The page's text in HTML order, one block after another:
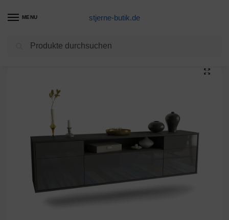
MENU stjerne-butik.de
Unkategorisiert / Lowboard Chesapeake, Grau, hängend (180x49x35cm)